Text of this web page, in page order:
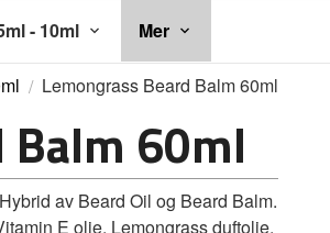
- 10ml Mer
Lemongrass Beard Balm 60ml
Balm 60ml
av Beard Oil og Beard Balm.
E olje, Lemongrass duftolje.